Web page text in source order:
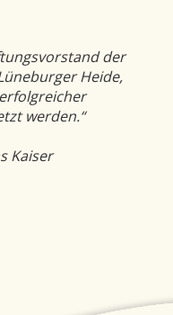
der
Heide,
werden.“
Kaiser